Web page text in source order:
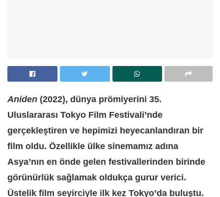
Aniden (2022), dünya prömiyerini 35.
Uluslararası Tokyo Film Festivali’nde
gerçekleştiren ve hepimizi heyecanlandıran bir
film oldu. Özellikle ülke sinemamız adına
Asya’nın en önde gelen festivallerinden birinde
görünürlük sağlamak oldukça gurur verici.
Üstelik film seyirciyle ilk kez Tokyo’da buluştu.